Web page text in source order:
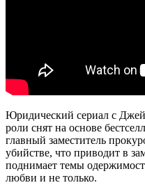
Юридический сериал с
роли снят на основе
главный заместитель
убийстве, что приводит в
поднимает темы
любви и не только.